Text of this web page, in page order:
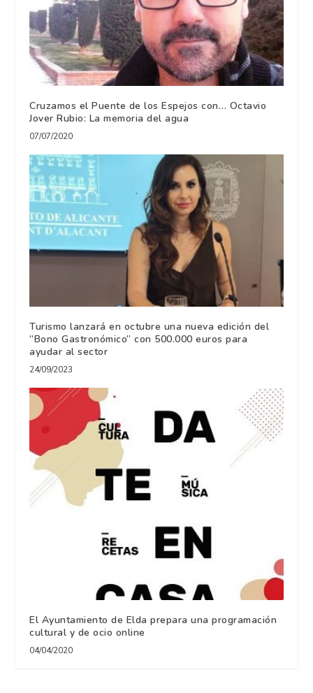
Cruzamos el Puente de los Espejos con… Octavio
Jover Rubio: La memoria del agua
07/07/2020
Turismo lanzará en octubre una nueva edición del
“Bono Gastronómico” con 500.000 euros para
ayudar al sector
24/09/2023
El Ayuntamiento de Elda prepara una programación
cultural y de ocio online
04/04/2020